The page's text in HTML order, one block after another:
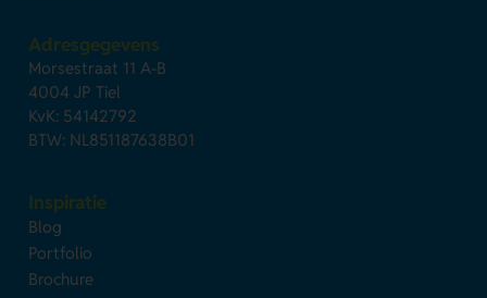
Adresgegevens
Morsestraat 11 A-B
4004 JP Tiel
KvK: 54142792
BTW: NL851187638B01
Inspiratie
Blog
Portfolio
Brochure